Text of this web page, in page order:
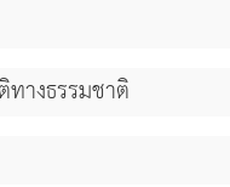
างธรรมชาติ